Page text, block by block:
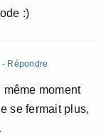
:)
- Répondre
même moment
se fermait plus,